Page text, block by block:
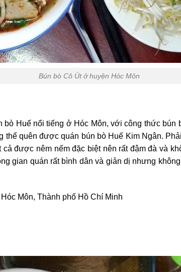
Bún bò Cô Út ở huyện Hóc Môn
bò Huế nổi tiếng ở Hóc Môn, với công thức
thể quên được quán bún bò Huế Kim Ngân.
được nêm nếm đặc biệt nên rất đậm đà và
gian quán rất bình dân và giản dị nhưng
Môn, Thành phố Hồ Chí Minh